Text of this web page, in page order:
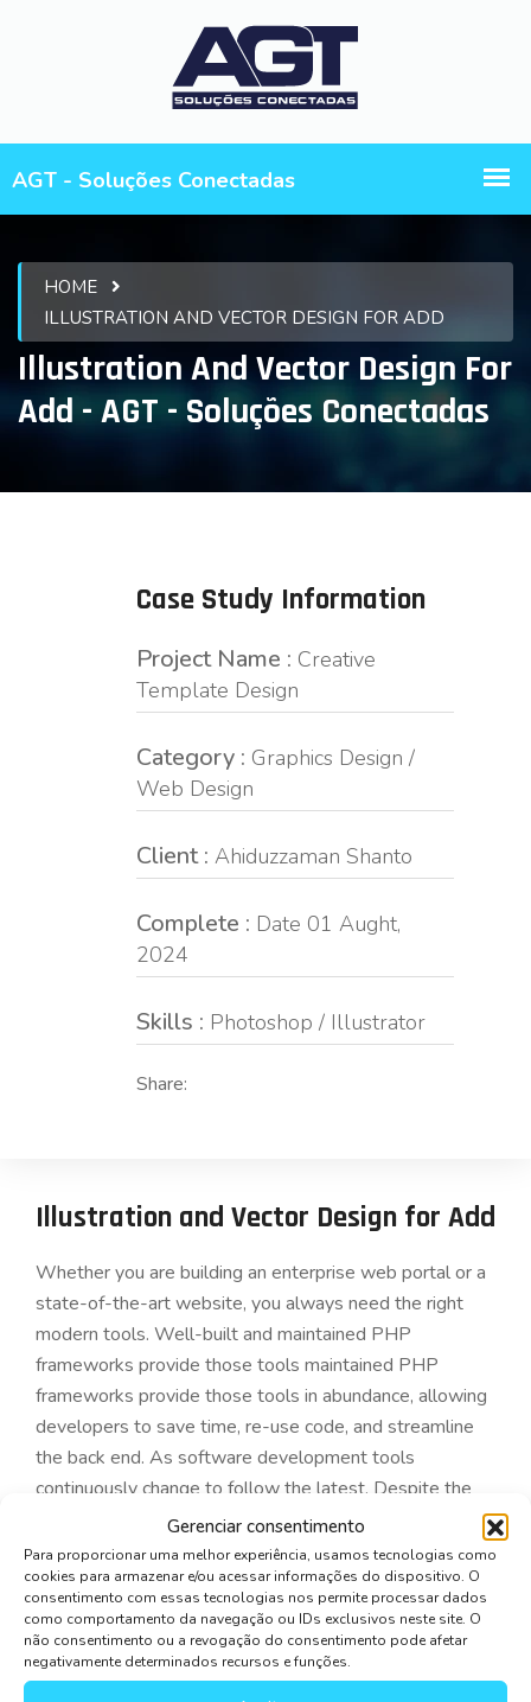
Gerenciar consentimento
Para proporcionar uma melhor experiência, usamos tecnologias como
cookies para armazenar e/ou acessar informações do dispositivo. O
consentimento com essas tecnologias nos permite processar dados
como comportamento da navegação ou IDs exclusivos neste site. O
não consentimento ou a revogação do consentimento pode afetar
negativamente determinados recursos e funções.
HOME
ILLUSTRATION AND VECTOR DESIGN FOR ADD
Illustration And Vector Design For
Add - AGT - Soluções Conectadas
Case Study Information
Project Name : Creative
Template Design
Category : Graphics Design /
Web Design
Client : Ahiduzzaman Shanto
Complete : Date 01 Aught,
2024
Skills : Photoshop / Illustrator
Share:
Illustration and Vector Design for Add
Whether you are building an enterprise web portal or a
state-of-the-art website, you always need the right
modern tools. Well-built and maintained PHP
frameworks provide those tools maintained PHP
frameworks provide those tools in abundance, allowing
developers to save time, re-use code, and streamline
the back end. As software development tools
continuously change to follow the latest. Despite the
competition from startups and the ever-present
economic challenges, the banking industry is gradually
adopting what the latest technologies have to offer.
From cloud technology to cyber risk management to
machine learning in investment banking, join us as we
explore the banking industry trends for 2019 and